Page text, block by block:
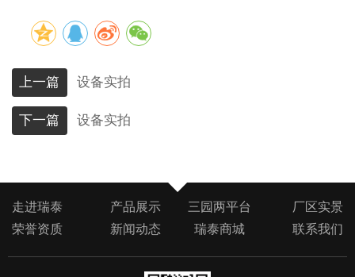
上一篇 设备实拍
下一篇 设备实拍
走进瑞泰 产品展示 三园两平台
厂区实景
荣誉资质
新闻动态 瑞泰商城 联系我们